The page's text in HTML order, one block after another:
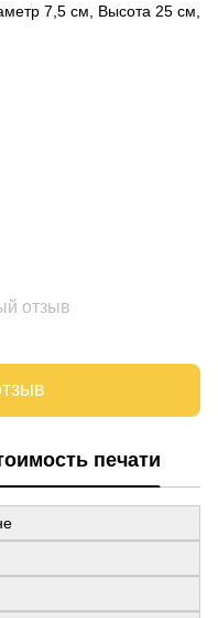
7,5 см, Высота 25 см,
отзыв
печати